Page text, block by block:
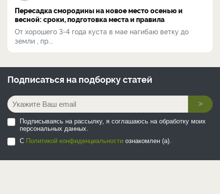
Пересадка смородины на новое место осенью и
весной: сроки, подготовка места и правила
От хорошего 3-4 года куста в мае нагибаю ветку до
земли , пр...
Подписаться на подборку статей
>
Подписываясь на рассылку, я соглашаюсь на обработку моих
персональных данных.
С Политикой конфиденциальности ознакомлен (а).